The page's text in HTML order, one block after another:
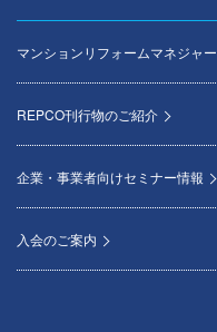
マンションリフォームマネジャー
REPCO刊行物のご紹介
企業・事業者向けセミナー情報
入会のご案内